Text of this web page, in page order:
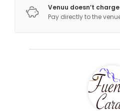
Venuu doesn’t
Pay directly to the